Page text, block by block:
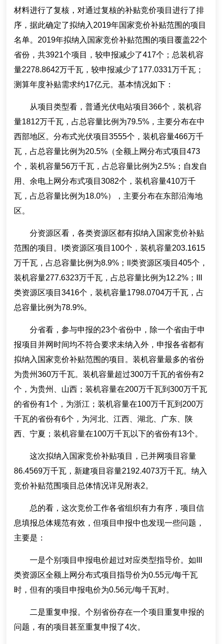
材料进行了复核，对通过复核的补贴竞价项目进行了排
序，据此确定了拟纳入2019年国家竞价补贴范围的项目
名单。2019年拟纳入国家竞价补贴范围的项目覆盖22个
省份，共3921个项目，较申报减少了417个；总装机容
量2278.8642万千瓦，较申报减少了177.0331万千瓦；
测算年度补贴需求约17亿元。基本情况如下：
从项目类型看，普通光伏电站项目366个，装机容
量1812万千瓦，占总容量比例为79.5%，主要分布在中
西部地区。分布式光伏项目3555个，装机容量466万千
瓦，占总容量比例为20.5%（全额上网分布式项目473
个，装机容量56万千瓦，占总容量比例为2.5%；自发自
用、余电上网分布式项目3082个，装机容量410万千
瓦，占总容量比例为18.0%），主要分布在东部沿海地
区。
分资源区看，各类资源区都有拟纳入国家竞价补贴
范围的项目。I类资源区项目100个，装机容量203.1615
万千瓦，占总容量比例为8.9%；II类资源区项目405个，
装机容量277.6323万千瓦，占总容量比例为12.2%；III
类资源区项目3416个，装机容量1798.0704万千瓦，占
总容量比例为78.9%。
分省看，参与申报的23个省份中，除一个省由于申
报项目并网时间均不符合要求未纳入外，申报各省都有
拟纳入国家竞价补贴范围的项目。装机容量最多的省份
为贵州360万千瓦。装机容量超过300万千瓦的省份有2
个，为贵州、山西；装机容量在200万千瓦到300万千瓦
的省份有1个，为浙江；装机容量在100万千瓦到200万
千瓦的省份有6个，为河北、江西、湖北、广东、陕
西、宁夏；装机容量在100万千瓦以下的省份有13个。
这次拟纳入国家竞价补贴项目，已并网项目容量
86.4569万千瓦，新建项目容量2192.4073万千瓦。纳入
竞价补贴范围项目总体情况详见附表2。
总的看，这次竞价工作各省组织有力有序，项目信
息填报总体规范有效，但项目申报中也发现一些问题，
主要是：
一是个别项目申报电价超过对应类型指导价。如III
类资源区全额上网分布式项目指导价为0.55元/每千瓦
时，但有的项目申报电价为0.56元/每千瓦时。
二是重复申报。个别省份存在一个项目重复申报的
问题，有的项目甚至重复申报了4次。